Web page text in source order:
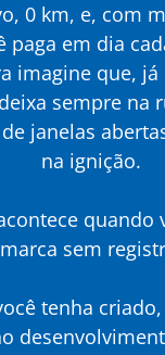
0 km, e, com
paga em dia
imagine que,
sempre na
janelas
na ignição.
quando
marca sem
tenha